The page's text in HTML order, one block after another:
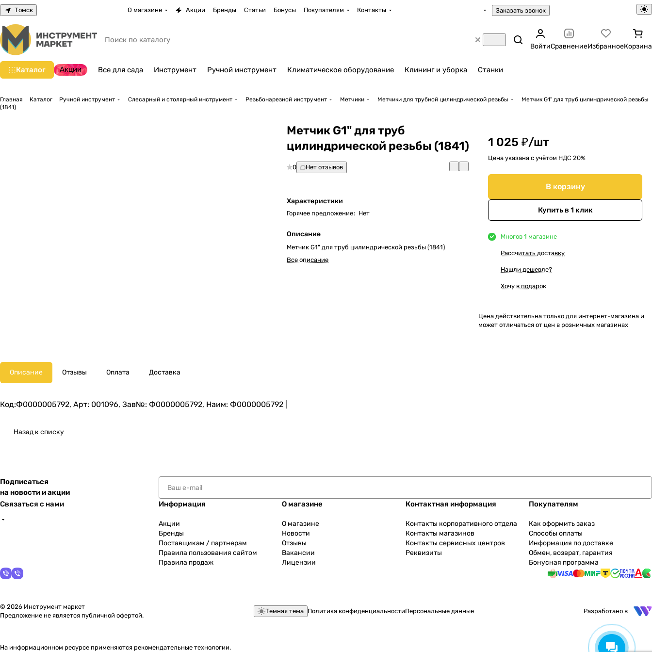
Томск О магазине Акции Бренды Статьи Бонусы Покупателям Контакты Заказать звонок
ВойтиСравнениеИзбранноеКорзина
Каталог Акции Все для сада Инструмент Ручной инструмент Климатическое оборудование Клининг и уборка Станки
Главная Каталог Ручной инструмент Слесарный и столярный инструмент Резьбонарезной инструмент Метчики Метчики для трубной цилиндрической резьбы
Метчик G1" для труб цилиндрической резьбы
(1841)
Метчик G1" для труб
цилиндрической резьбы (1841)
0 Нет отзывов
Характеристики
Горячее предложение: Нет
Описание
Метчик G1" для труб цилиндрической резьбы (1841)
Все описание
1 025 ₽/шт
Цена указана с учётом НДС 20%
В корзину
Купить в 1 клик
Многов 1 магазине
Рассчитать доставку
Нашли дешевле?
Хочу в подарок
Цена действительна только для интернет-магазина и
может отличаться от цен в розничных магазинах
Описание Отзывы Оплата Доставка
Код:Ф0000005792, Арт: 001096, Зав№: Ф0000005792, Наим: Ф0000005792 |
Назад к списку
Подписаться
на новости и акции
Связаться с нами
Информация
Акции
Бренды
Поставщикам / партнерам
Правила пользования сайтом
Правила продаж
О магазине
О магазине
Новости
Отзывы
Вакансии
Лицензии
Контактная информация
Контакты корпоративного отдела
Контакты магазинов
Контакты сервисных центров
Реквизиты
Покупателям
Как оформить заказ
Способы оплаты
Информация по доставке
Обмен, возврат, гарантия
Бонусная программа
© 2026 Инструмент маркет
Предложение не является публичной офертой.
Темная тема Политика конфиденциальностиПерсональные данные Разработано в
На информационном ресурсе применяются рекомендательные технологии.